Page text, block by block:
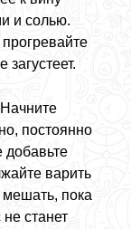
и солью.
загустеет.
постоянно
варить
пока
станет